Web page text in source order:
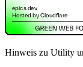
Hinweis zu Utility